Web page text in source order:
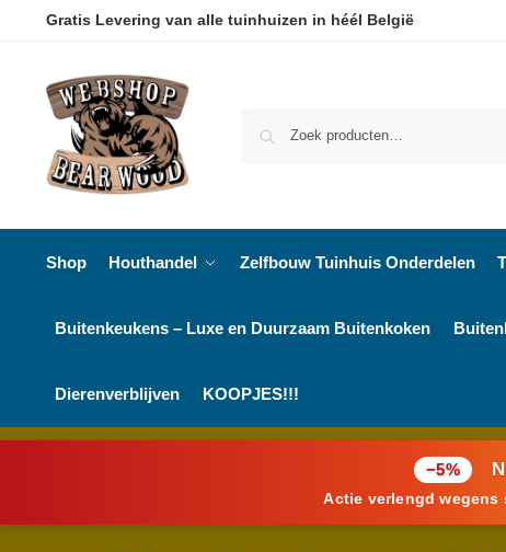
Gratis Levering van alle tuinhuizen in héél België
Shop Houthandel Zelfbouw Tuinhuis Onderdelen
Buitenkeukens – Luxe en Duurzaam Buitenkoken
Dierenverblijven KOOPJES!!!
−5%
Actie verlengd